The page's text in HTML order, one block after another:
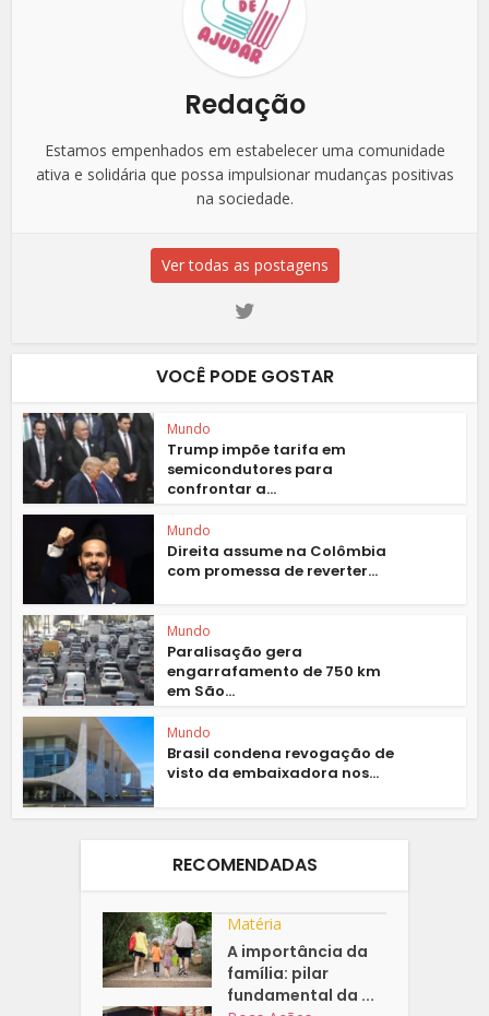
Redação
Estamos empenhados em estabelecer uma comunidade
ativa e solidária que possa impulsionar mudanças positivas
na sociedade.
Ver todas as postagens
VOCÊ PODE GOSTAR
Mundo
Trump impõe tarifa em
semicondutores para
confrontar a...
Mundo
Direita assume na Colômbia
com promessa de reverter...
Mundo
Paralisação gera
engarrafamento de 750 km
em São...
Mundo
Brasil condena revogação de
visto da embaixadora nos...
RECOMENDADAS
Matéria
A importância da
família: pilar
fundamental da ...